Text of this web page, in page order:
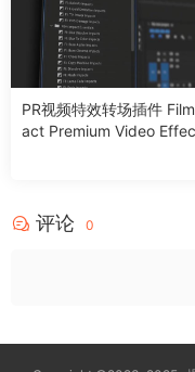
PR视频特效转场插件
act Premium Video
评论 0